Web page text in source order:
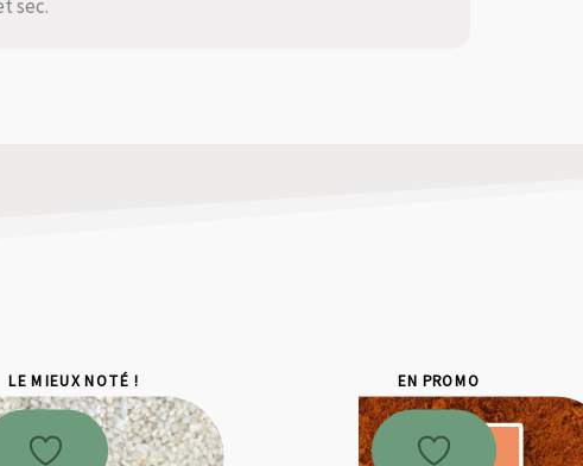
sec.
LE MIEUX NOTÉ ! EN PROMO
Promo !